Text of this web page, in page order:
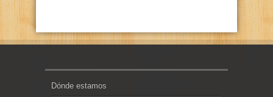
Dónde estamos